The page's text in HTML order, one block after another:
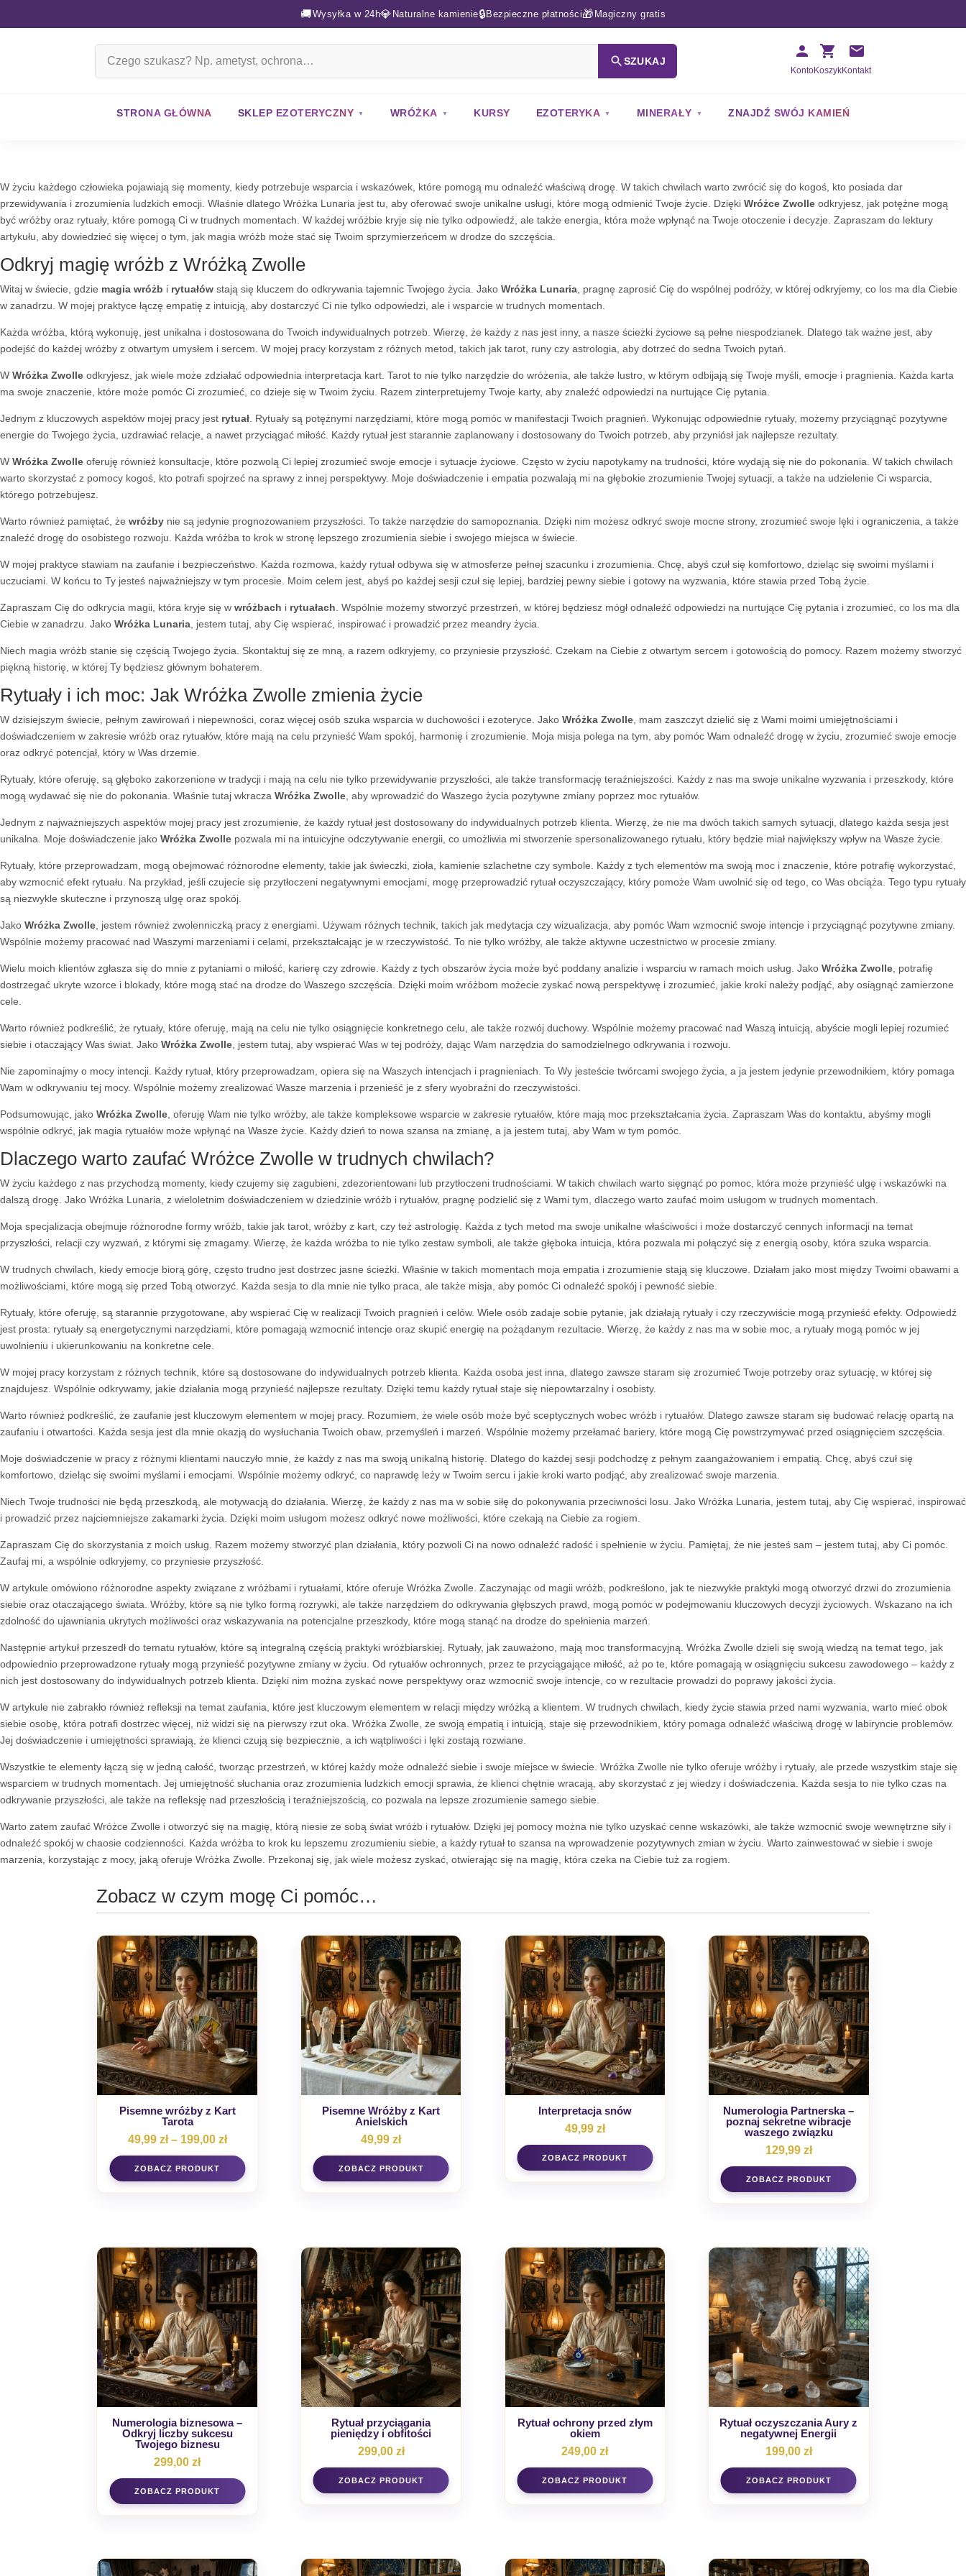
🚚Wysyłka w 24h💎 Naturalne kamienie🔒 Bezpieczne płatności🎁 Magiczny gratis
SZUKAJ
KontoKoszykKontakt
STRONA GŁÓWNA SKLEP EZOTERYCZNY WRÓŻKA KURSY EZOTERYKA MINERAŁY ZNAJDŹ SWÓJ KAMIEŃ
W życiu każdego człowieka pojawiają się momenty, kiedy potrzebuje wsparcia i wskazówek, które pomogą mu odnaleźć właściwą drogę. W takich chwilach warto zwrócić się do kogoś, kto posiada dar
przewidywania i zrozumienia ludzkich emocji. Właśnie dlatego Wróżka Lunaria jest tu, aby oferować swoje unikalne usługi, które mogą odmienić Twoje życie. Dzięki Wróżce Zwolle odkryjesz, jak potężne mogą
być wróżby oraz rytuały, które pomogą Ci w trudnych momentach. W każdej wróżbie kryje się nie tylko odpowiedź, ale także energia, która może wpłynąć na Twoje otoczenie i decyzje. Zapraszam do lektury
artykułu, aby dowiedzieć się więcej o tym, jak magia wróżb może stać się Twoim sprzymierzeńcem w drodze do szczęścia.
Odkryj magię wróżb z Wróżką Zwolle
Witaj w świecie, gdzie magia wróżb i rytuałów stają się kluczem do odkrywania tajemnic Twojego życia. Jako Wróżka Lunaria , pragnę zaprosić Cię do wspólnej podróży, w której odkryjemy, co los ma dla Ciebie
w zanadrzu. W mojej praktyce łączę empatię z intuicją, aby dostarczyć Ci nie tylko odpowiedzi, ale i wsparcie w trudnych momentach.
Każda wróżba, którą wykonuję, jest unikalna i dostosowana do Twoich indywidualnych potrzeb. Wierzę, że każdy z nas jest inny, a nasze ścieżki życiowe są pełne niespodzianek. Dlatego tak ważne jest, aby
podejść do każdej wróżby z otwartym umysłem i sercem. W mojej pracy korzystam z różnych metod, takich jak tarot, runy czy astrologia, aby dotrzeć do sedna Twoich pytań.
W Wróżka Zwolle odkryjesz, jak wiele może zdziałać odpowiednia interpretacja kart. Tarot to nie tylko narzędzie do wróżenia, ale także lustro, w którym odbijają się Twoje myśli, emocje i pragnienia. Każda karta
ma swoje znaczenie, które może pomóc Ci zrozumieć, co dzieje się w Twoim życiu. Razem zinterpretujemy Twoje karty, aby znaleźć odpowiedzi na nurtujące Cię pytania.
Jednym z kluczowych aspektów mojej pracy jest rytuał . Rytuały są potężnymi narzędziami, które mogą pomóc w manifestacji Twoich pragnień. Wykonując odpowiednie rytuały, możemy przyciągnąć pozytywne
energie do Twojego życia, uzdrawiać relacje, a nawet przyciągać miłość. Każdy rytuał jest starannie zaplanowany i dostosowany do Twoich potrzeb, aby przyniósł jak najlepsze rezultaty.
W Wróżka Zwolle oferuję również konsultacje, które pozwolą Ci lepiej zrozumieć swoje emocje i sytuacje życiowe. Często w życiu napotykamy na trudności, które wydają się nie do pokonania. W takich chwilach
warto skorzystać z pomocy kogoś, kto potrafi spojrzeć na sprawy z innej perspektywy. Moje doświadczenie i empatia pozwalają mi na głębokie zrozumienie Twojej sytuacji, a także na udzielenie Ci wsparcia,
którego potrzebujesz.
Warto również pamiętać, że wróżby nie są jedynie prognozowaniem przyszłości. To także narzędzie do samopoznania. Dzięki nim możesz odkryć swoje mocne strony, zrozumieć swoje lęki i ograniczenia, a także
znaleźć drogę do osobistego rozwoju. Każda wróżba to krok w stronę lepszego zrozumienia siebie i swojego miejsca w świecie.
W mojej praktyce stawiam na zaufanie i bezpieczeństwo. Każda rozmowa, każdy rytuał odbywa się w atmosferze pełnej szacunku i zrozumienia. Chcę, abyś czuł się komfortowo, dzieląc się swoimi myślami i
uczuciami. W końcu to Ty jesteś najważniejszy w tym procesie. Moim celem jest, abyś po każdej sesji czuł się lepiej, bardziej pewny siebie i gotowy na wyzwania, które stawia przed Tobą życie.
Zapraszam Cię do odkrycia magii, która kryje się w wróżbach i rytuałach . Wspólnie możemy stworzyć przestrzeń, w której będziesz mógł odnaleźć odpowiedzi na nurtujące Cię pytania i zrozumieć, co los ma dla
Ciebie w zanadrzu. Jako Wróżka Lunaria , jestem tutaj, aby Cię wspierać, inspirować i prowadzić przez meandry życia.
Niech magia wróżb stanie się częścią Twojego życia. Skontaktuj się ze mną, a razem odkryjemy, co przyniesie przyszłość. Czekam na Ciebie z otwartym sercem i gotowością do pomocy. Razem możemy stworzyć
piękną historię, w której Ty będziesz głównym bohaterem.
Rytuały i ich moc: Jak Wróżka Zwolle zmienia życie
W dzisiejszym świecie, pełnym zawirowań i niepewności, coraz więcej osób szuka wsparcia w duchowości i ezoteryce. Jako Wróżka Zwolle , mam zaszczyt dzielić się z Wami moimi umiejętnościami i
doświadczeniem w zakresie wróżb oraz rytuałów, które mają na celu przynieść Wam spokój, harmonię i zrozumienie. Moja misja polega na tym, aby pomóc Wam odnaleźć drogę w życiu, zrozumieć swoje emocje
oraz odkryć potencjał, który w Was drzemie.
Rytuały, które oferuję, są głęboko zakorzenione w tradycji i mają na celu nie tylko przewidywanie przyszłości, ale także transformację teraźniejszości. Każdy z nas ma swoje unikalne wyzwania i przeszkody, które
mogą wydawać się nie do pokonania. Właśnie tutaj wkracza Wróżka Zwolle , aby wprowadzić do Waszego życia pozytywne zmiany poprzez moc rytuałów.
Jednym z najważniejszych aspektów mojej pracy jest zrozumienie, że każdy rytuał jest dostosowany do indywidualnych potrzeb klienta. Wierzę, że nie ma dwóch takich samych sytuacji, dlatego każda sesja jest
unikalna. Moje doświadczenie jako Wróżka Zwolle pozwala mi na intuicyjne odczytywanie energii, co umożliwia mi stworzenie spersonalizowanego rytuału, który będzie miał największy wpływ na Wasze życie.
Rytuały, które przeprowadzam, mogą obejmować różnorodne elementy, takie jak świeczki, zioła, kamienie szlachetne czy symbole. Każdy z tych elementów ma swoją moc i znaczenie, które potrafię wykorzystać,
aby wzmocnić efekt rytuału. Na przykład, jeśli czujecie się przytłoczeni negatywnymi emocjami, mogę przeprowadzić rytuał oczyszczający, który pomoże Wam uwolnić się od tego, co Was obciąża. Tego typu rytuały
są niezwykle skuteczne i przynoszą ulgę oraz spokój.
Jako Wróżka Zwolle , jestem również zwolenniczką pracy z energiami. Używam różnych technik, takich jak medytacja czy wizualizacja, aby pomóc Wam wzmocnić swoje intencje i przyciągnąć pozytywne zmiany.
Wspólnie możemy pracować nad Waszymi marzeniami i celami, przekształcając je w rzeczywistość. To nie tylko wróżby, ale także aktywne uczestnictwo w procesie zmiany.
Wielu moich klientów zgłasza się do mnie z pytaniami o miłość, karierę czy zdrowie. Każdy z tych obszarów życia może być poddany analizie i wsparciu w ramach moich usług. Jako Wróżka Zwolle , potrafię
dostrzegać ukryte wzorce i blokady, które mogą stać na drodze do Waszego szczęścia. Dzięki moim wróżbom możecie zyskać nową perspektywę i zrozumieć, jakie kroki należy podjąć, aby osiągnąć zamierzone
cele.
Warto również podkreślić, że rytuały, które oferuję, mają na celu nie tylko osiągnięcie konkretnego celu, ale także rozwój duchowy. Wspólnie możemy pracować nad Waszą intuicją, abyście mogli lepiej rozumieć
siebie i otaczający Was świat. Jako Wróżka Zwolle , jestem tutaj, aby wspierać Was w tej podróży, dając Wam narzędzia do samodzielnego odkrywania i rozwoju.
Nie zapominajmy o mocy intencji. Każdy rytuał, który przeprowadzam, opiera się na Waszych intencjach i pragnieniach. To Wy jesteście twórcami swojego życia, a ja jestem jedynie przewodnikiem, który pomaga
Wam w odkrywaniu tej mocy. Wspólnie możemy zrealizować Wasze marzenia i przenieść je z sfery wyobraźni do rzeczywistości.
Podsumowując, jako Wróżka Zwolle , oferuję Wam nie tylko wróżby, ale także kompleksowe wsparcie w zakresie rytuałów, które mają moc przekształcania życia. Zapraszam Was do kontaktu, abyśmy mogli
wspólnie odkryć, jak magia rytuałów może wpłynąć na Wasze życie. Każdy dzień to nowa szansa na zmianę, a ja jestem tutaj, aby Wam w tym pomóc.
Dlaczego warto zaufać Wróżce Zwolle w trudnych chwilach?
W życiu każdego z nas przychodzą momenty, kiedy czujemy się zagubieni, zdezorientowani lub przytłoczeni trudnościami. W takich chwilach warto sięgnąć po pomoc, która może przynieść ulgę i wskazówki na
dalszą drogę. Jako Wróżka Lunaria, z wieloletnim doświadczeniem w dziedzinie wróżb i rytuałów, pragnę podzielić się z Wami tym, dlaczego warto zaufać moim usługom w trudnych momentach.
Moja specjalizacja obejmuje różnorodne formy wróżb, takie jak tarot, wróżby z kart, czy też astrologię. Każda z tych metod ma swoje unikalne właściwości i może dostarczyć cennych informacji na temat
przyszłości, relacji czy wyzwań, z którymi się zmagamy. Wierzę, że każda wróżba to nie tylko zestaw symboli, ale także głęboka intuicja, która pozwala mi połączyć się z energią osoby, która szuka wsparcia.
W trudnych chwilach, kiedy emocje biorą górę, często trudno jest dostrzec jasne ścieżki. Właśnie w takich momentach moja empatia i zrozumienie stają się kluczowe. Działam jako most między Twoimi obawami a
możliwościami, które mogą się przed Tobą otworzyć. Każda sesja to dla mnie nie tylko praca, ale także misja, aby pomóc Ci odnaleźć spokój i pewność siebie.
Rytuały, które oferuję, są starannie przygotowane, aby wspierać Cię w realizacji Twoich pragnień i celów. Wiele osób zadaje sobie pytanie, jak działają rytuały i czy rzeczywiście mogą przynieść efekty. Odpowiedź
jest prosta: rytuały są energetycznymi narzędziami, które pomagają wzmocnić intencje oraz skupić energię na pożądanym rezultacie. Wierzę, że każdy z nas ma w sobie moc, a rytuały mogą pomóc w jej
uwolnieniu i ukierunkowaniu na konkretne cele.
W mojej pracy korzystam z różnych technik, które są dostosowane do indywidualnych potrzeb klienta. Każda osoba jest inna, dlatego zawsze staram się zrozumieć Twoje potrzeby oraz sytuację, w której się
znajdujesz. Wspólnie odkrywamy, jakie działania mogą przynieść najlepsze rezultaty. Dzięki temu każdy rytuał staje się niepowtarzalny i osobisty.
Warto również podkreślić, że zaufanie jest kluczowym elementem w mojej pracy. Rozumiem, że wiele osób może być sceptycznych wobec wróżb i rytuałów. Dlatego zawsze staram się budować relację opartą na
zaufaniu i otwartości. Każda sesja jest dla mnie okazją do wysłuchania Twoich obaw, przemyśleń i marzeń. Wspólnie możemy przełamać bariery, które mogą Cię powstrzymywać przed osiągnięciem szczęścia.
Moje doświadczenie w pracy z różnymi klientami nauczyło mnie, że każdy z nas ma swoją unikalną historię. Dlatego do każdej sesji podchodzę z pełnym zaangażowaniem i empatią. Chcę, abyś czuł się
komfortowo, dzieląc się swoimi myślami i emocjami. Wspólnie możemy odkryć, co naprawdę leży w Twoim sercu i jakie kroki warto podjąć, aby zrealizować swoje marzenia.
Niech Twoje trudności nie będą przeszkodą, ale motywacją do działania. Wierzę, że każdy z nas ma w sobie siłę do pokonywania przeciwności losu. Jako Wróżka Lunaria, jestem tutaj, aby Cię wspierać, inspirować
i prowadzić przez najciemniejsze zakamarki życia. Dzięki moim usługom możesz odkryć nowe możliwości, które czekają na Ciebie za rogiem.
Zapraszam Cię do skorzystania z moich usług. Razem możemy stworzyć plan działania, który pozwoli Ci na nowo odnaleźć radość i spełnienie w życiu. Pamiętaj, że nie jesteś sam – jestem tutaj, aby Ci pomóc.
Zaufaj mi, a wspólnie odkryjemy, co przyniesie przyszłość.
W artykule omówiono różnorodne aspekty związane z wróżbami i rytuałami, które oferuje Wróżka Zwolle. Zaczynając od magii wróżb, podkreślono, jak te niezwykłe praktyki mogą otworzyć drzwi do zrozumienia
siebie oraz otaczającego świata. Wróżby, które są nie tylko formą rozrywki, ale także narzędziem do odkrywania głębszych prawd, mogą pomóc w podejmowaniu kluczowych decyzji życiowych. Wskazano na ich
zdolność do ujawniania ukrytych możliwości oraz wskazywania na potencjalne przeszkody, które mogą stanąć na drodze do spełnienia marzeń.
Następnie artykuł przeszedł do tematu rytuałów, które są integralną częścią praktyki wróżbiarskiej. Rytuały, jak zauważono, mają moc transformacyjną. Wróżka Zwolle dzieli się swoją wiedzą na temat tego, jak
odpowiednio przeprowadzone rytuały mogą przynieść pozytywne zmiany w życiu. Od rytuałów ochronnych, przez te przyciągające miłość, aż po te, które pomagają w osiągnięciu sukcesu zawodowego – każdy z
nich jest dostosowany do indywidualnych potrzeb klienta. Dzięki nim można zyskać nowe perspektywy oraz wzmocnić swoje intencje, co w rezultacie prowadzi do poprawy jakości życia.
W artykule nie zabrakło również refleksji na temat zaufania, które jest kluczowym elementem w relacji między wróżką a klientem. W trudnych chwilach, kiedy życie stawia przed nami wyzwania, warto mieć obok
siebie osobę, która potrafi dostrzec więcej, niż widzi się na pierwszy rzut oka. Wróżka Zwolle, ze swoją empatią i intuicją, staje się przewodnikiem, który pomaga odnaleźć właściwą drogę w labiryncie problemów.
Jej doświadczenie i umiejętności sprawiają, że klienci czują się bezpiecznie, a ich wątpliwości i lęki zostają rozwiane.
Wszystkie te elementy łączą się w jedną całość, tworząc przestrzeń, w której każdy może odnaleźć siebie i swoje miejsce w świecie. Wróżka Zwolle nie tylko oferuje wróżby i rytuały, ale przede wszystkim staje się
wsparciem w trudnych momentach. Jej umiejętność słuchania oraz zrozumienia ludzkich emocji sprawia, że klienci chętnie wracają, aby skorzystać z jej wiedzy i doświadczenia. Każda sesja to nie tylko czas na
odkrywanie przyszłości, ale także na refleksję nad przeszłością i teraźniejszością, co pozwala na lepsze zrozumienie samego siebie.
Warto zatem zaufać Wróżce Zwolle i otworzyć się na magię, którą niesie ze sobą świat wróżb i rytuałów. Dzięki jej pomocy można nie tylko uzyskać cenne wskazówki, ale także wzmocnić swoje wewnętrzne siły i
odnaleźć spokój w chaosie codzienności. Każda wróżba to krok ku lepszemu zrozumieniu siebie, a każdy rytuał to szansa na wprowadzenie pozytywnych zmian w życiu. Warto zainwestować w siebie i swoje
marzenia, korzystając z mocy, jaką oferuje Wróżka Zwolle. Przekonaj się, jak wiele możesz zyskać, otwierając się na magię, która czeka na Ciebie tuż za rogiem.
Zobacz w czym mogę Ci pomóc…
Pisemne wróżby z Kart
Tarota
49,99 zł – 199,00 złZakres
cen:
od
49,99 zł
Pisemne Wróżby z Kart
Anielskich
49,99zł
Interpretacja snów
49,99 zł
Numerologia Partnerska –
poznaj sekretne wibracje
waszego związku
129,99 zł
Numerologia biznesowa –
Odkryj liczby sukcesu
Twojego biznesu
299,00zł
Rytuał przyciągania
pieniędzy i obfitości
299,00 zł
Rytuał ochrony przed złym
okiem
249,00zł
Rytuał oczyszczania Aury z
negatywnej Energii
199,00 zł